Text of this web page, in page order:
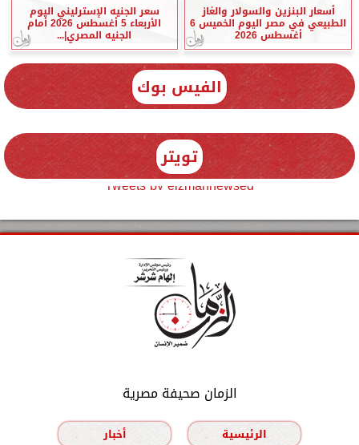
أسعار البنزين والسولار والغاز
الطبيعي في مصر اليوم الخميس 6
أغسطس 2026
سعر الجنيه الإسترليني اليوم
الأربعاء 5 أغسطس 2026 أمام
الجنيه المصري|...
الفيس بوك
تويتر
Tweets by elzmannewseg
الزمان صحيفة مصرية
الرئيسية
أخبار